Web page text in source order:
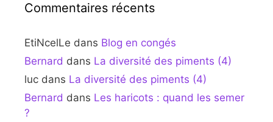
Commentaires récents
EtiNcelLe dans Blog en congés
Bernard dans La diversité des piments (4)
luc dans La diversité des piments (4)
Bernard dans Les haricots : quand les semer
?